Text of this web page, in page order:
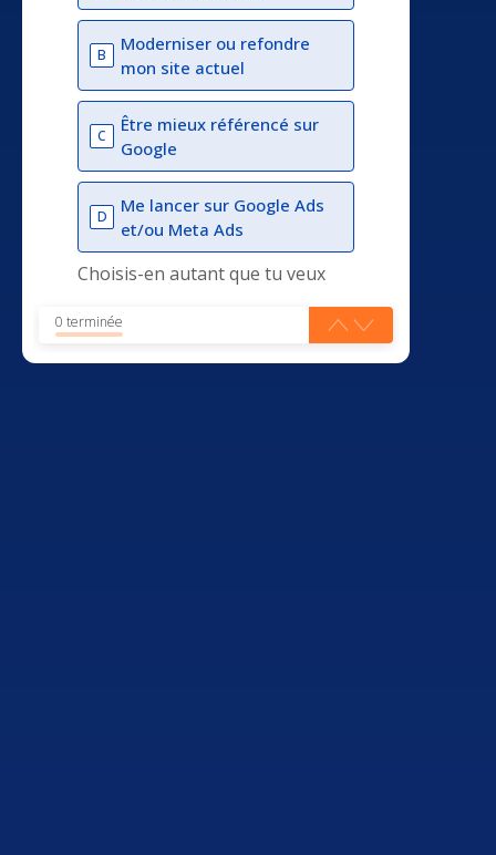
B
Moderniser ou refondre
mon site actuel
C
Être mieux référencé sur
Google
D
Me lancer sur Google Ads
et/ou Meta Ads
Choisis-en autant que tu veux
0 terminée